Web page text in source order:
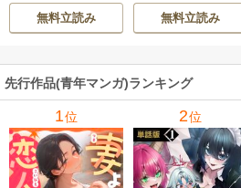
たい ～どぶと空
と氷の姫君～
太郎 / Parum
無料立読み
無料立読み
先行作品(青年マンガ)ランキング
1位 2位